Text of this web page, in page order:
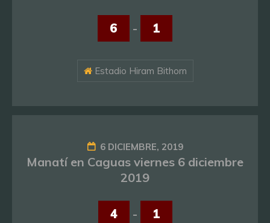
6 - 1
Estadio Hiram Bithorn
6 DICIEMBRE, 2019
Manatí en Caguas viernes 6 diciembre
2019
4 - 1